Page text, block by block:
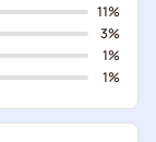
11%
3%
1%
1%